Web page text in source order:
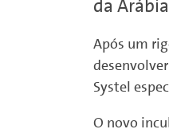
da
Após um
Systel
O novo